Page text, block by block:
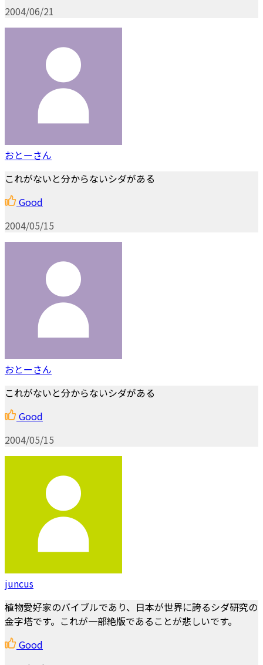
2004/06/21
おとーさん
これがないと分からないシダがある
Good
2004/05/15
おとーさん
これがないと分からないシダがある
Good
2004/05/15
juncus
植物愛好家のバイブルであり、日本が世界に誇るシダ研究の
金字塔です。これが一部絶版であることが悲しいです。
Good